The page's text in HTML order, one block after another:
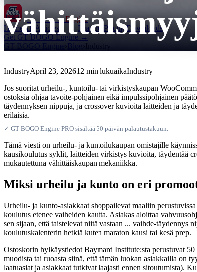
GT BOGOEngine
HomeAll Articles Features PricingDownloads
Get GT BOGO Engine →
GT BOGO Engine›Blog ›Industry
IndustryApril 23, 202612 min lukuaikaIndustry
Jos suoritat urheilu-, kuntoilu- tai virkistyskaupan
ostoksia ohjaa tavoite-pohjainen eikä impulssipohjainen
täydennyksen nippuja, ja crossover kuvioita laitteiden ja
erilaisia.
✓ GT BOGO Engine PRO sisältää 30 päivän palautustakuun.
Tämä viesti on urheilu- ja kuntoilukaupan omistajille
kausikoulutus syklit, laitteiden virkistys kuvioita, täydentää
mukautettuna vähittäiskaupan mekaniikka.
Miksi urheilu ja kunto on eri
Urheilu- ja kunto-asiakkaat shoppailevat maaliin
koulutus etenee vaiheiden kautta. Asiakas aloittaa
sen sijaan, että taistelevat niitä vastaan ... vaihde-täydennys
koulutuskalenterin hetkiä kuten maraton kausi tai kesä prep.
Ostoskorin hylkäystiedot Baymard Institute:sta perustuvat
muodista tai ruoasta siinä, että tämän luokan asiakkailla on
laatuasiat ja asiakkaat tutkivat laajasti ennen sitoutumista).